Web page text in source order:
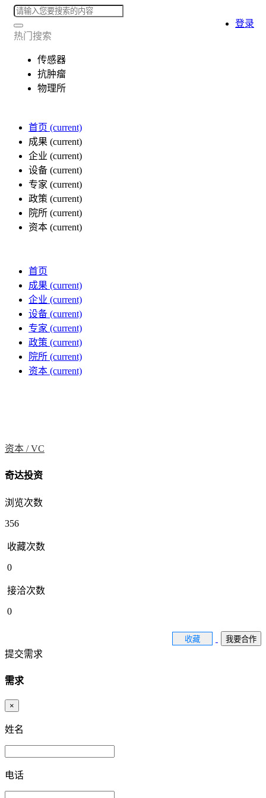
热门搜索
传感器
抗肿瘤
物理所
首页 (current)
成果 (current)
企业 (current)
设备 (current)
专家 (current)
政策 (current)
院所 (current)
资本 (current)
登录
首页
成果 (current)
企业 (current)
设备 (current)
专家 (current)
政策 (current)
院所 (current)
资本 (current)
资本 /VC
奇达投资
浏览次数
356
收藏次数
0
接洽次数
0
收藏 我要合作
提交需求
需求
×
姓名
电话